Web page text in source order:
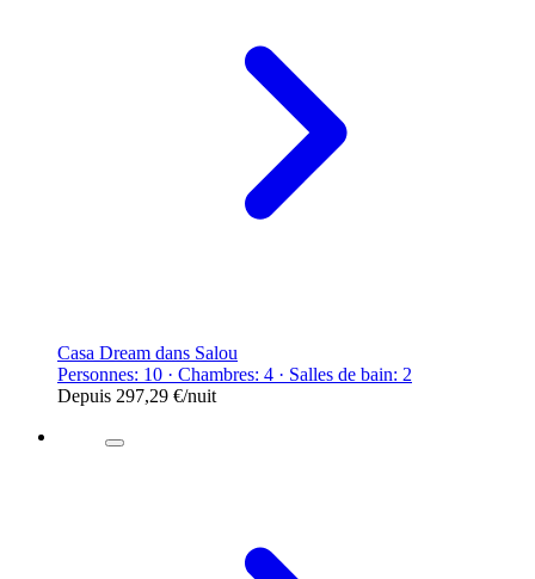
Casa Dream dans Salou
Personnes: 10 · Chambres: 4 · Salles de bain: 2
Depuis 297,29 €/nuit